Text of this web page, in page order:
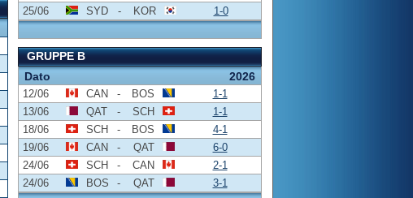
25/06
SYD - KOR 1-0
GRUPPE B
Dato
2026
12/06 CAN - BOS
1-1
13/06
QAT - SCH
1-1
18/06
SCH - BOS
4-1
19/06
CAN - QAT
6-0
24/06
SCH - CAN
2-1
24/06
BOS - QAT 3-1